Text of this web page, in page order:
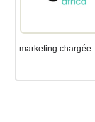
marketing chargée